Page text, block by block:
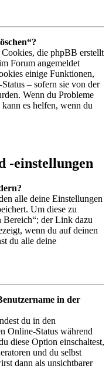
die phpBB erstellt
Forum angemeldet
einige Funktionen,
– sofern sie von der
Wenn du Probleme
es helfen, wenn du
-einstellungen
alle deine Einstellungen
Um diese zu
Bereich“; der Link dazu
wenn du auf deinen
du alle deine
in der
du in den
Online-Status während
diese Option einschaltest,
und du selbst
dann als unsichtbarer